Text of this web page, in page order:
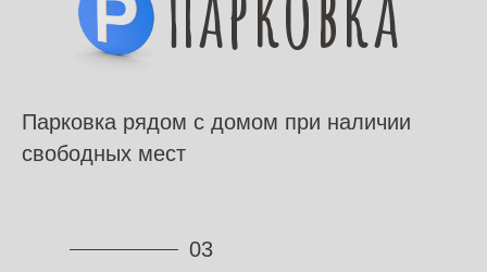
Парковка рядом с домом при наличии
свободных мест
03